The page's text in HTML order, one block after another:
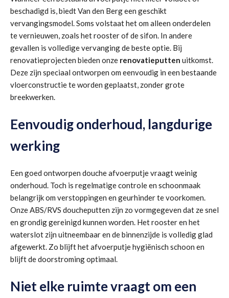
beschadigd is, biedt Van den Berg een geschikt
vervangingsmodel. Soms volstaat het om alleen onderdelen
te vernieuwen, zoals het rooster of de sifon. In andere
gevallen is volledige vervanging de beste optie. Bij
renovatieprojecten bieden onze renovatieputten uitkomst.
Deze zijn speciaal ontworpen om eenvoudig in een bestaande
vloerconstructie te worden geplaatst, zonder grote
breekwerken.
Eenvoudig onderhoud, langdurige
werking
Een goed ontworpen douche afvoerputje vraagt weinig
onderhoud. Toch is regelmatige controle en schoonmaak
belangrijk om verstoppingen en geurhinder te voorkomen.
Onze ABS/RVS doucheputten zijn zo vormgegeven dat ze snel
en grondig gereinigd kunnen worden. Het rooster en het
waterslot zijn uitneembaar en de binnenzijde is volledig glad
afgewerkt. Zo blijft het afvoerputje hygiënisch schoon en
blijft de doorstroming optimaal.
Niet elke ruimte vraagt om een